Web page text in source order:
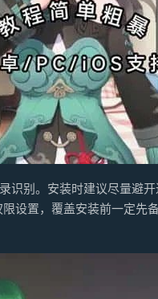
别。安装时建议尽量避
设置，覆盖安装前一定